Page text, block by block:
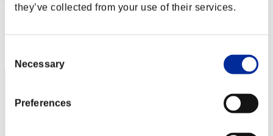
they’ve collected from your use of their services.
Selection
Necessary
Preferences